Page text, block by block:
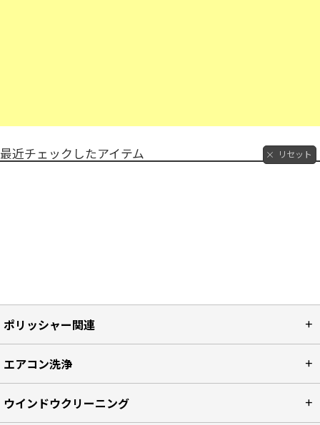
最近チェックしたアイテム リセット
ポリッシャー関連
エアコン洗浄
ウインドウクリーニング